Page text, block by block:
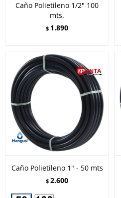
Caño Polietileno 1/2" 100
mts.
$ 1.890
Caño Polietileno 1" - 50 mts
$ 2.600